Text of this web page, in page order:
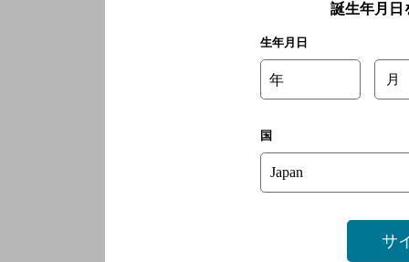
誕生年月日
生年月日
年 月
国
サ